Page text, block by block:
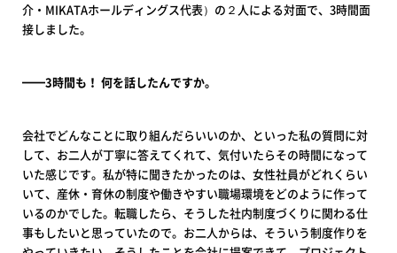
介・MIKATAホールディングス代表）の２人による対面で、3時間面
接しました。
━━3時間も！ 何を話したんですか。
会社でどんなことに取り組んだらいいのか、といった私の質問に対
して、お二人が丁寧に答えてくれて、気付いたらその時間になって
いた感じです。私が特に聞きたかったのは、女性社員がどれくらい
いて、産休・育休の制度や働きやすい職場環境をどのように作って
いるのかでした。転職したら、そうした社内制度づくりに関わる仕
事もしたいと思っていたので。お二人からは、そういう制度作りを